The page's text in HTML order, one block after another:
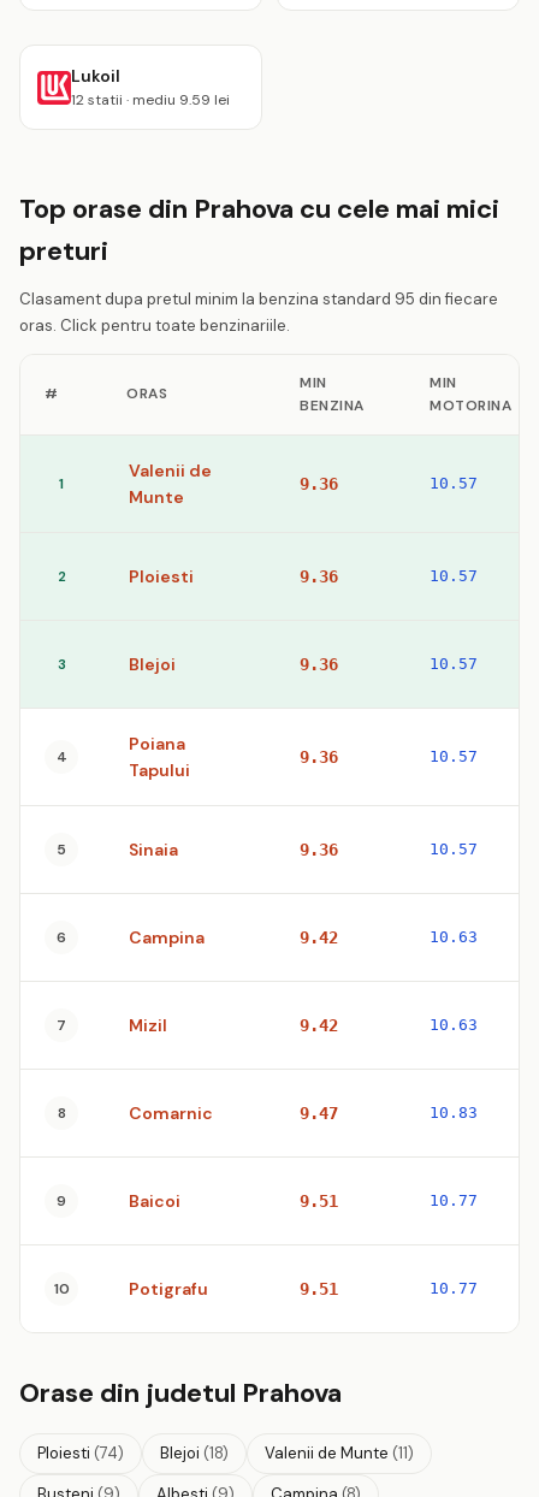
Lukoil
12 statii · mediu 9.59 lei
Top orase din Prahova cu cele mai mici
preturi
Clasament dupa pretul minim la benzina standard 95 din fiecare
oras. Click pentru toate benzinariile.
# ORAS
MIN
BENZINA
MIN
MOTORINA
1
Valenii de
Munte
9.36 10.57
2 Ploiesti 9.36 10.57
3 Blejoi 9.36 10.57
4
Poiana
Tapului
9.36 10.57
5 Sinaia 9.36 10.57
6 Campina 9.42 10.63
7 Mizil 9.42 10.63
8 Comarnic 9.47 10.83
9 Baicoi 9.51 10.77
10 Potigrafu 9.51 10.77
Orase din judetul Prahova
Ploiesti (74) Blejoi (18) Valenii de Munte (11)